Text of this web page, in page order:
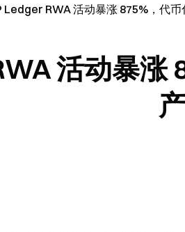
Ledger RWA 活动暴涨 875%，代
活动暴涨